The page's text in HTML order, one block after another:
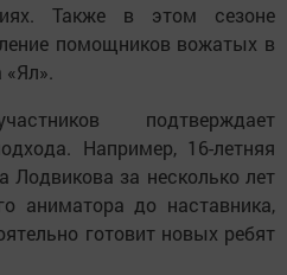
Также в этом сезоне
помощников вожатых в
«Ял».
подтверждает
Например, 16-летняя
Лодвикова за несколько лет
аниматора до наставника,
готовит новых ребят